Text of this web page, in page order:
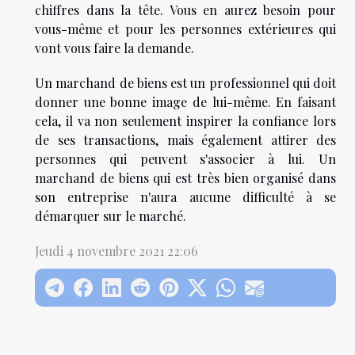
chiffres dans la tête. Vous en aurez besoin pour
vous-même et pour les personnes extérieures qui
vont vous faire la demande.
Un marchand de biens est un professionnel qui doit
donner une bonne image de lui-même. En faisant
cela, il va non seulement inspirer la confiance lors
de ses transactions, mais également attirer des
personnes qui peuvent s'associer à lui. Un
marchand de biens qui est très bien organisé dans
son entreprise n'aura aucune difficulté à se
démarquer sur le marché.
Jeudi 4 novembre 2021 22:06